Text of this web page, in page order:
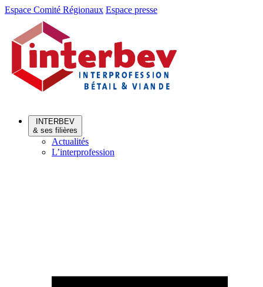
Aller
Aller
contenu
Espace Comité Régionaux Espace presse
INTERBEV
& ses filières
Actualités
L’interprofession